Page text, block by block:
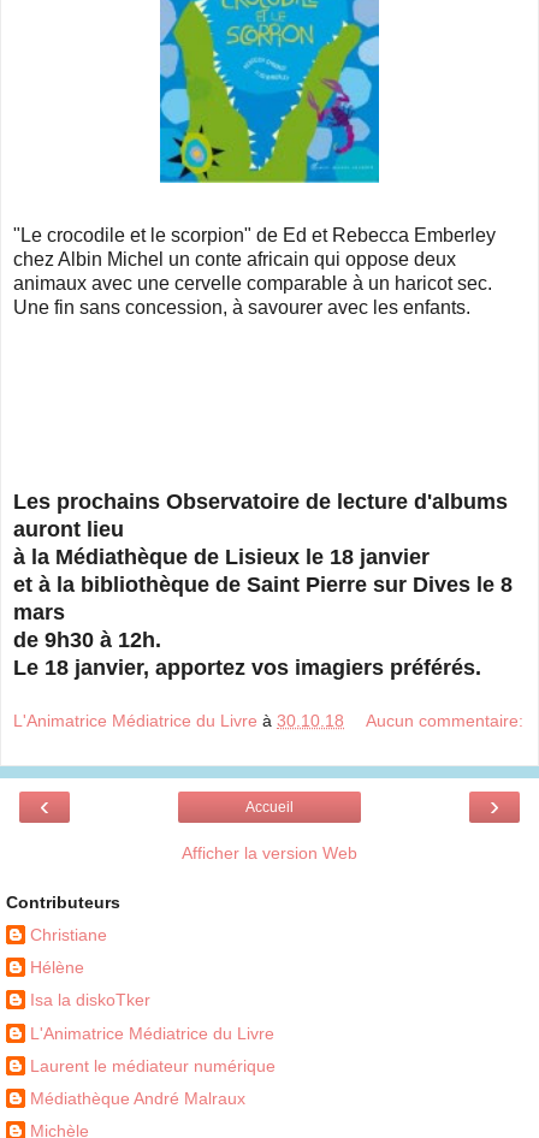
"Le crocodile et le scorpion" de Ed et Rebecca Emberley
chez Albin Michel un conte africain qui oppose deux
animaux avec une cervelle comparable à un haricot sec.
Une fin sans concession, à savourer avec les enfants.
Les prochains Observatoire de lecture d'albums
auront lieu
à la Médiathèque de Lisieux le 18 janvier
et à la bibliothèque de Saint Pierre sur Dives le 8
mars
de 9h30 à 12h.
Le 18 janvier, apportez vos imagiers préférés.
L'Animatrice Médiatrice du Livre à 30.10.18 Aucun commentaire:
‹ ›
Accueil
Afficher la version Web
Contributeurs
Christiane
Hélène
Isa la diskoTker
L'Animatrice Médiatrice du Livre
Laurent le médiateur numérique
Médiathèque André Malraux
Michèle